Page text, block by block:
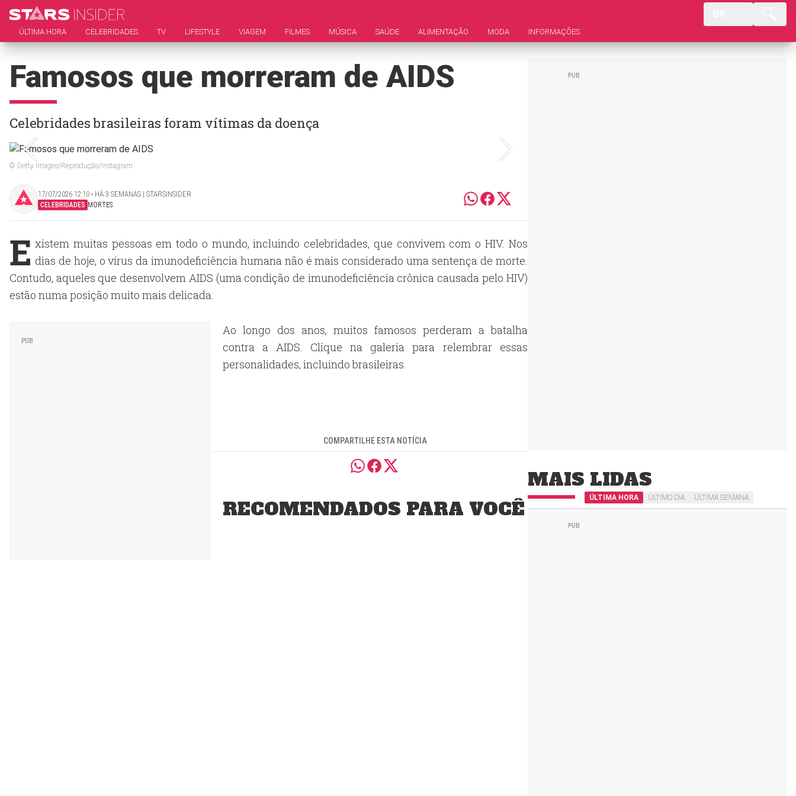
ÚLTIMA HORA CELEBRIDADES TV LIFESTYLE VIAGEM FILMES MÚSICA SAÚDE ALIMENTAÇÃO MODA INFORMAÇÕES
Famosos que morreram de AIDS
Celebridades brasileiras foram vítimas da doença
© Getty Images/Reprodução/Instagram
17/07/2026 12:10 ‧ HÁ 3 SEMANAS | STARSINSIDER
CELEBRIDADES MORTES
E xistem muitas pessoas em todo o mundo, incluindo celebridades, que convivem com o HIV. Nos
dias de hoje, o vírus da imunodeficiência humana não é mais considerado uma sentença de morte.
Contudo, aqueles que desenvolvem AIDS (uma condição de imunodeficiência crônica causada pelo HIV)
estão numa posição muito mais delicada.
Ao longo dos anos, muitos famosos perderam a batalha
contra a AIDS. Clique na galeria para relembrar essas
personalidades, incluindo brasileiras.
COMPARTILHE ESTA NOTÍCIA
RECOMENDADOS PARA VOCÊ
MAIS LIDAS
ÚLTIMA HORA ÚLTIMO DIA ÚLTIMA SEMANA